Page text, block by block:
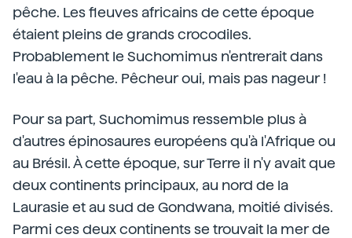
pêche. Les fleuves africains de cette époque
étaient pleins de grands crocodiles.
Probablement le Suchomimus n'entrerait dans
l'eau à la pêche. Pêcheur oui, mais pas nageur !
Pour sa part, Suchomimus ressemble plus à
d'autres épinosaures européens qu'à l'Afrique ou
au Brésil. À cette époque, sur Terre il n'y avait que
deux continents principaux, au nord de la
Laurasie et au sud de Gondwana, moitié divisés.
Parmi ces deux continents se trouvait la mer de